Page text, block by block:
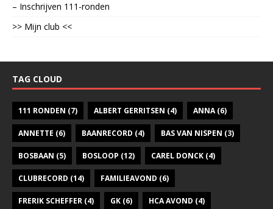
– Inschrijven 111-ronden
>> Mijn club <<
TAG CLOUD
111 RONDEN (7) ALBERT GERRITSEN (4) ANNA(6)
ANNETTE (6) BAANRECORD (4) BAS VAN NISPEN (3)
BOSBAAN (5) BOSLOOP (12) CAREL DONCK (4)
CLUBRECORD (14) FAMILIEAVOND (6)
FRERIK SCHEFFER (4) GK (6) HCA AVOND (4)